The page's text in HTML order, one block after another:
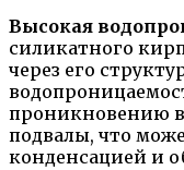
Высокая
силикатного
через его
проникновению
подвалы, что
конденсацией и